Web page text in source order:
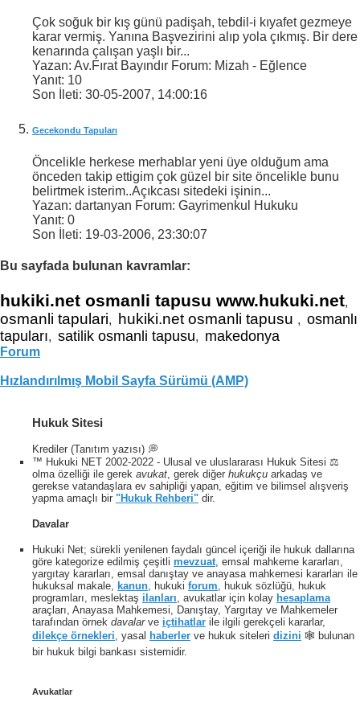
Çok soğuk bir kış günü padişah, tebdil-i kıyafet gezmeye
karar vermiş. Yanına Başvezirini alıp yola çıkmış. Bir dere
kenarında çalışan yaşlı bir...
Yazan: Av.Fırat Bayındır Forum: Mizah - Eğlence
Yanıt: 10
Son İleti: 30-05-2007, 14:00:16
Gecekondu Tapuları
Öncelikle herkese merhablar yeni üye olduğum ama
önceden takip ettigim çok güzel bir site öncelikle bunu
belirtmek isterim..Açıkcası sitedeki işinin...
Yazan: dartanyan Forum: Gayrimenkul Hukuku
Yanıt: 0
Son İleti: 19-03-2006, 23:30:07
Bu sayfada bulunan kavramlar:
hukiki.net osmanli tapusu www.hukuki.net,
osmanli tapulari, hukiki.net osmanli tapusu , osmanlı
tapuları, satilik osmanli tapusu, makedonya
Forum
Hızlandırılmış Mobil Sayfa Sürümü (AMP)
Hukuk Sitesi
Krediler (Tanıtım yazısı) 💭
™ Hukuki NET 2002-2022 - Ulusal ve uluslararası Hukuk Sitesi ⚖️
olma özelliği ile gerek avukat , gerek diğer hukukçu arkadaş ve
gerekse vatandaşlara ev sahipliği yapan, eğitim ve bilimsel alışveriş
yapma amaçlı bir "Hukuk Rehberi" dir.
Davalar
Hukuki Net; sürekli yenilenen faydalı güncel içeriği ile hukuk dallarına
göre kategorize edilmiş çeşitli mevzuat, emsal mahkeme kararları,
yargıtay kararları, emsal danıştay ve anayasa mahkemesi kararları ile
hukuksal makale, kanun, hukuki forum, hukuk sözlüğü, hukuk
programları, meslektaş ilanları, avukatlar için kolay hesaplama
araçları, Anayasa Mahkemesi, Danıştay, Yargıtay ve Mahkemeler
tarafından örnek davalarve içtihatlar ile ilgili gerekçeli kararlar,
dilekçe örnekleri, yasal haberler ve hukuk siteleri dizini 🕸 bulunan
bir hukuk bilgi bankası sistemidir.
Avukatlar